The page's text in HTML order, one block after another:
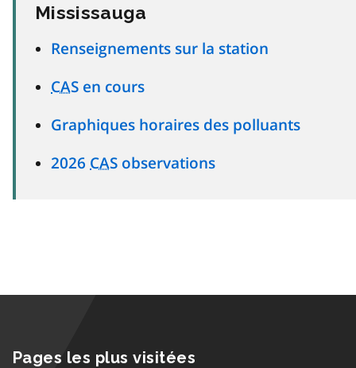
Mississauga
Renseignements sur la station
CAS en cours
Graphiques horaires des polluants
2026 CAS observations
Pages les plus visitées